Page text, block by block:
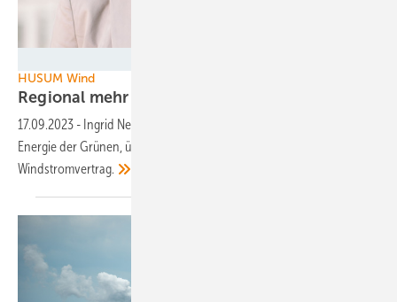
HUSUM Wind
Regional mehr
17.09.2023 - Ingrid Nestle, Fraktionssprecherin Klimaschutz und
Energie der Grünen, über Akzeptanz und das Gute am
Windstromvertrag.